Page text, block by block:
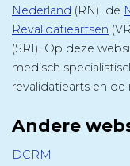
Nederland (RN), de
Revalidatieartsen
(SRI). Op deze
medisch
revalidatiearts en de
Andere
DCRM